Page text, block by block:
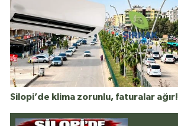
Silopi’de klima zorunlu, faturalar ağır!